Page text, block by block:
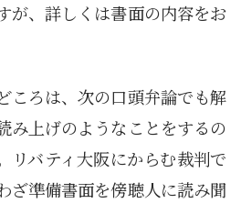
が、詳しくは書面の内容をお
ころは、次の口頭弁論でも解
み上げのようなことをするの
リバティ大阪にからむ裁判で
ざ準備書面を傍聴人に読み聞